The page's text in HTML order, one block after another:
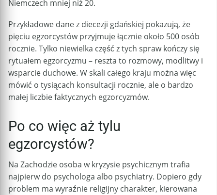
Niemczech mniej niż 20.
Przykładowe dane z diecezji gdańskiej pokazują, że
pięciu egzorcystów przyjmuje łącznie około 500 osób
rocznie. Tylko niewielka część z tych spraw kończy się
rytuałem egzorcyzmu – reszta to rozmowy, modlitwy i
wsparcie duchowe. W skali całego kraju można więc
mówić o tysiącach konsultacji rocznie, ale o bardzo
małej liczbie faktycznych egzorcyzmów.
Po co więc aż tylu
egzorcystów?
Na Zachodzie osoba w kryzysie psychicznym trafia
najpierw do psychologa albo psychiatry. Dopiero gdy
problem ma wyraźnie religijny charakter, kierowana